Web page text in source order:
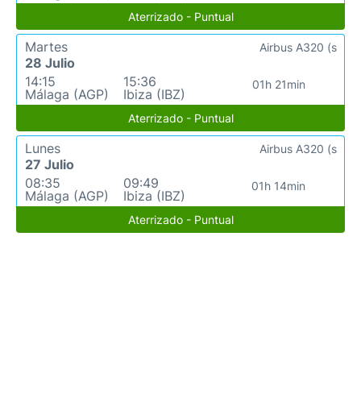
Aterrizado - Puntual
Martes
28 Julio
14:15
Málaga (AGP)
15:36
Ibiza (IBZ)
01h 21min
Airbus A320 (s
Aterrizado - Puntual
Lunes
27 Julio
08:35
Málaga (AGP)
09:49
Ibiza (IBZ)
01h 14min
Airbus A320 (s
Aterrizado - Puntual